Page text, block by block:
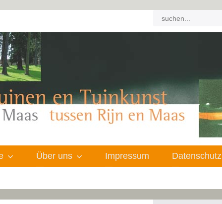
Über uns Impressum Datenschutz